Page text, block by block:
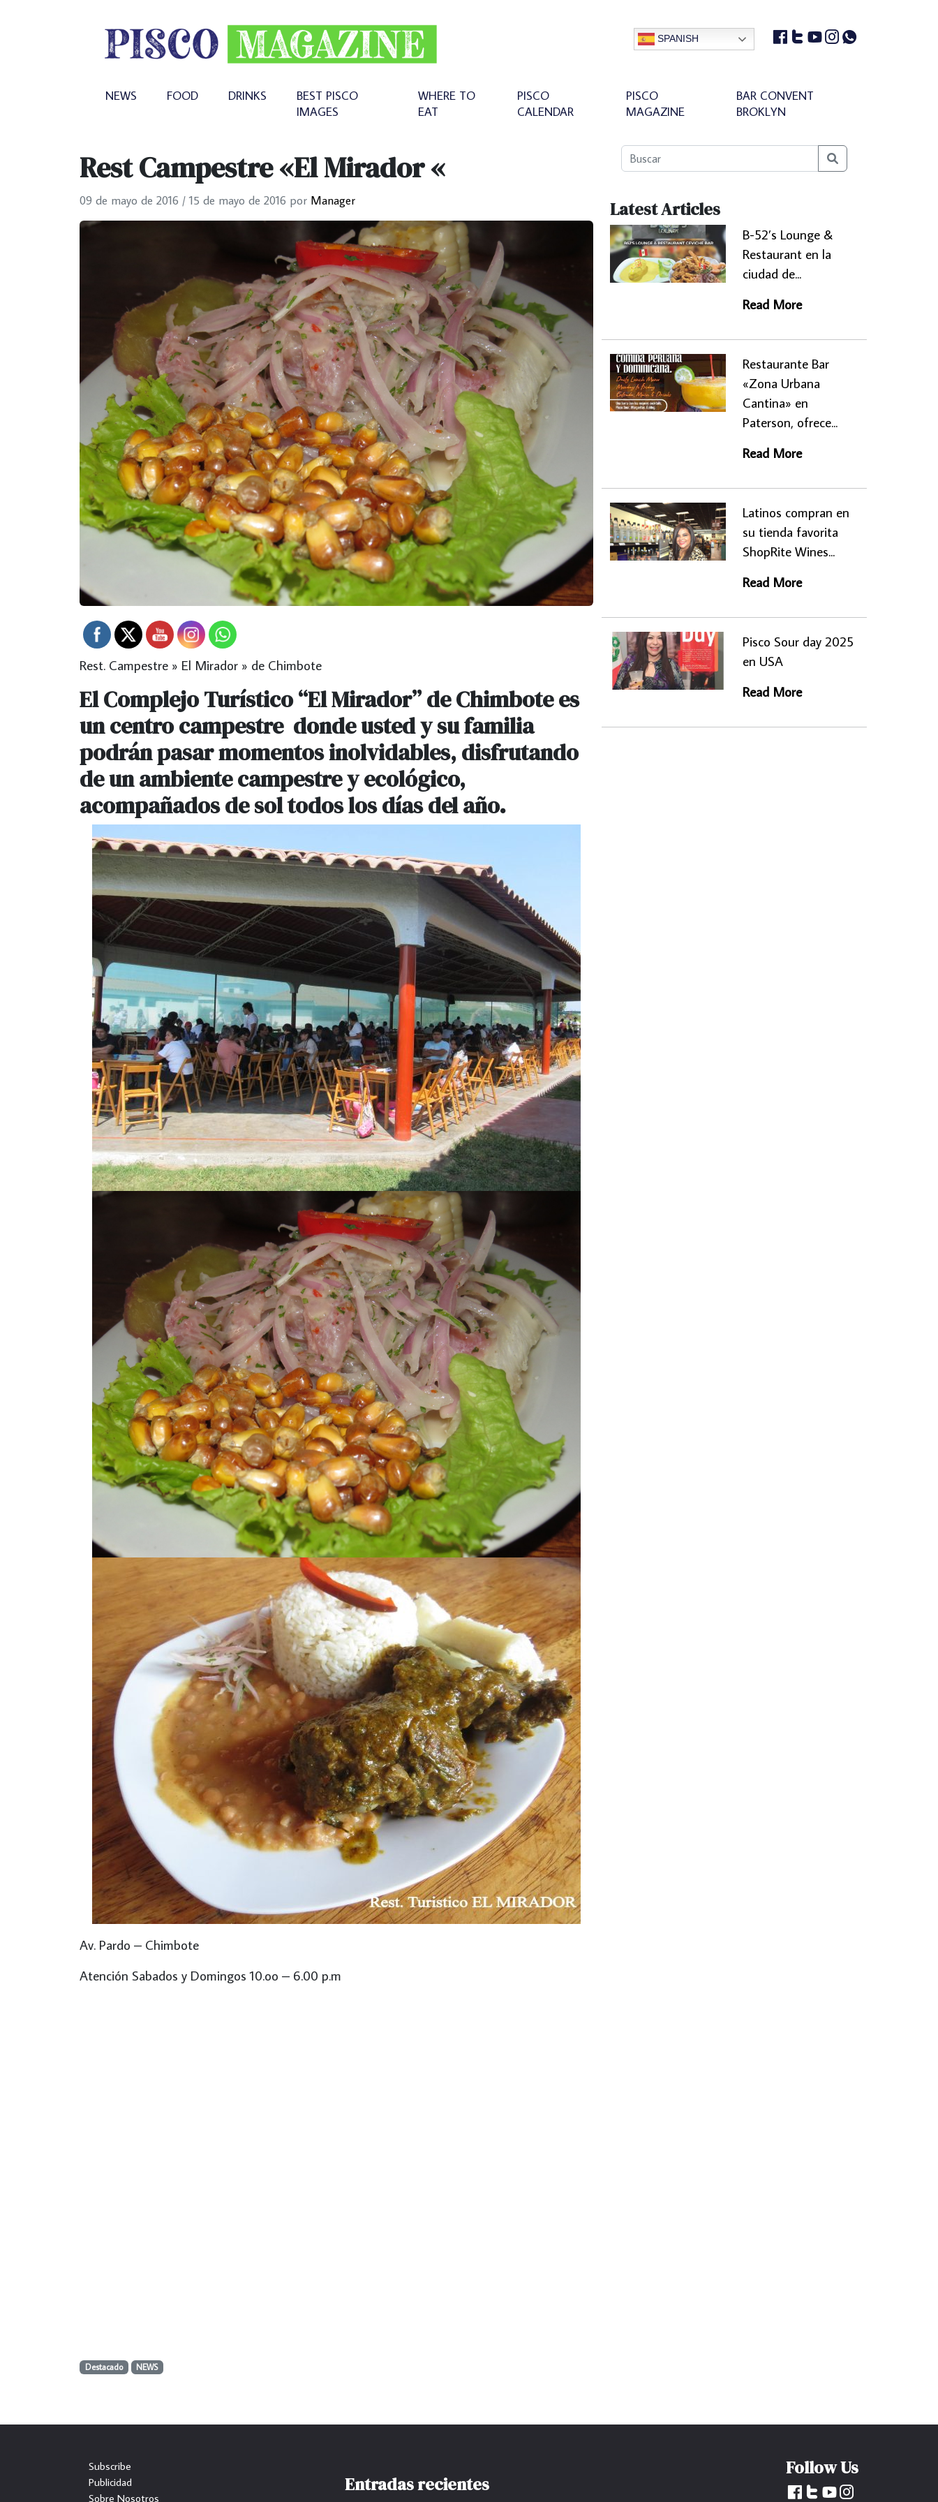
SPANISH
NEWS FOOD DRINKS
BEST PISCO
IMAGES
WHERE TO
EAT
PISCO
CALENDAR
PISCO
MAGAZINE
BAR CONVENT
BROKLYN
Rest Campestre «El Mirador «
09 de mayo de 2016 / 15 de mayo de 2016 por Manager
Rest. Campestre » El Mirador » de Chimbote
El Complejo Turístico “El Mirador” de Chimbote es
un centro campestre donde usted y su familia
podrán pasar momentos inolvidables, disfrutando
de un ambiente campestre y ecológico,
acompañados de sol todos los días del año.
Av. Pardo – Chimbote
Atención Sabados y Domingos 10.oo – 6.00 p.m
Destacado NEWS
Latest Articles
B-52’s Lounge &
Restaurant en la
ciudad de...
Read More
Restaurante Bar
«Zona Urbana
Cantina» en
Paterson, ofrece...
Read More
Latinos compran en
su tienda favorita
ShopRite Wines...
Read More
Pisco Sour day 2025
en USA
Read More
Subscribe
Publicidad
Sobre Nosotros
Entradas recientes
Follow Us